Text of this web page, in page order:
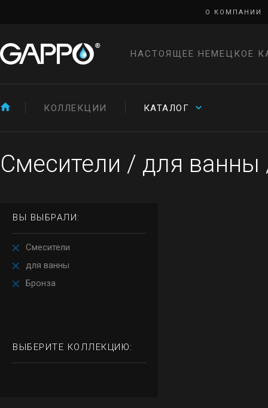
О КОМПАНИИ
НАСТОЯЩЕЕ НЕМЕЦКОЕ
КОЛЛЕКЦИИ КАТАЛОГ
Смесители / для ванны
ВЫ ВЫБРАЛИ:
Смесители
для ванны
Бронза
ВЫБЕРИТЕ КОЛЛЕКЦИЮ: